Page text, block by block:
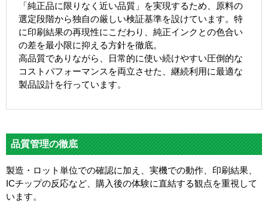
「純正品に限りなく近い品質」を実現するため、原料の
選定段階から独自の厳しい検証基準を設けています。特
に印刷結果の再現性にこだわり、純正インクとの色合い
の差を最小限に抑える方針を徹底。
高品質でありながら、日常的に使い続けやすい圧倒的な
コストパフォーマンスを両立させた、継続利用に最適な
製品設計を行っています。
品質管理の徹底
製造・ロット単位での確認に加え、実機での動作、印刷結果、
ICチップの反応など、購入後の体験に直結する観点を重視して
います。